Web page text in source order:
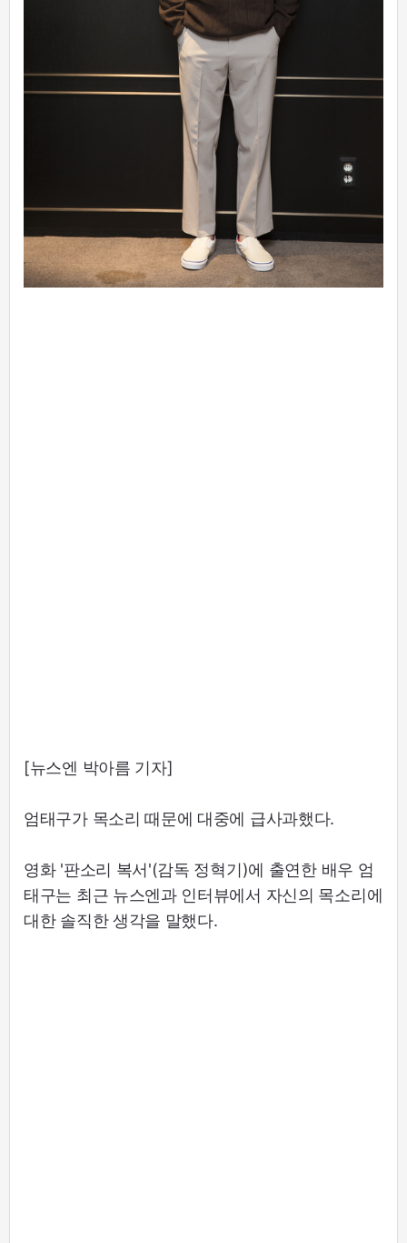
[뉴스엔 박아름 기자]
엄태구가 목소리 때문에 대중에 급사과했다.
영화 '판소리 복서'(감독 정혁기)에 출연한 배우 엄
태구는 최근 뉴스엔과 인터뷰에서 자신의 목소리에
대한 솔직한 생각을 말했다.